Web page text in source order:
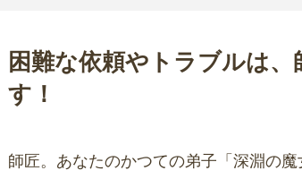
困難な依頼やトラブルは、
す！
師匠。あなたのかつての弟子「深淵の魔